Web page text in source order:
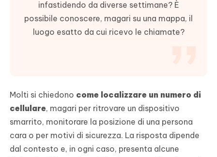
infastidendo da diverse settimane? È
possibile conoscere, magari su una mappa, il
luogo esatto da cui ricevo le chiamate?
Molti si chiedono come localizzare un numero di
cellulare, magari per ritrovare un dispositivo
smarrito, monitorare la posizione di una persona
cara o per motivi di sicurezza. La risposta dipende
dal contesto e, in ogni caso, presenta alcune